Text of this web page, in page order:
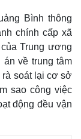
Bình thông
chính cấp xã
Trung ương
về trung tâm
rà soát lại cơ sở
sao công việc
động đều vận